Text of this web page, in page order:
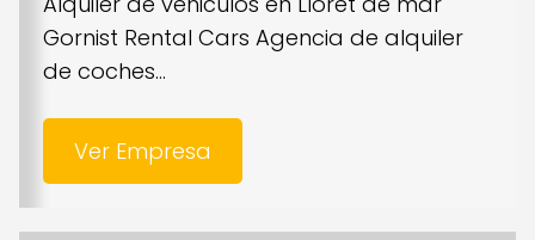
Gornist Rental Cars Agencia de alquiler
de coches...
Ver Empresa